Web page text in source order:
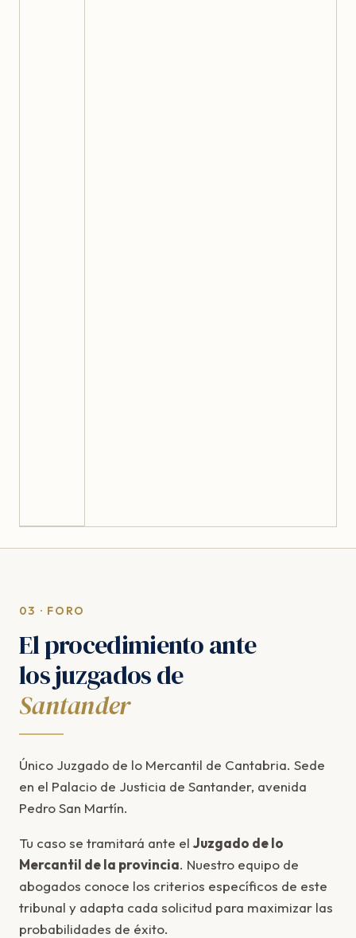
03 · FORO
El procedimiento ante
los juzgados de
Santander
Único Juzgado de lo Mercantil de Cantabria. Sede
en el Palacio de Justicia de Santander, avenida
Pedro San Martín.
Tu caso se tramitará ante el Juzgado de lo
Mercantil de la provincia. Nuestro equipo de
abogados conoce los criterios específicos de este
tribunal y adapta cada solicitud para maximizar las
probabilidades de éxito.